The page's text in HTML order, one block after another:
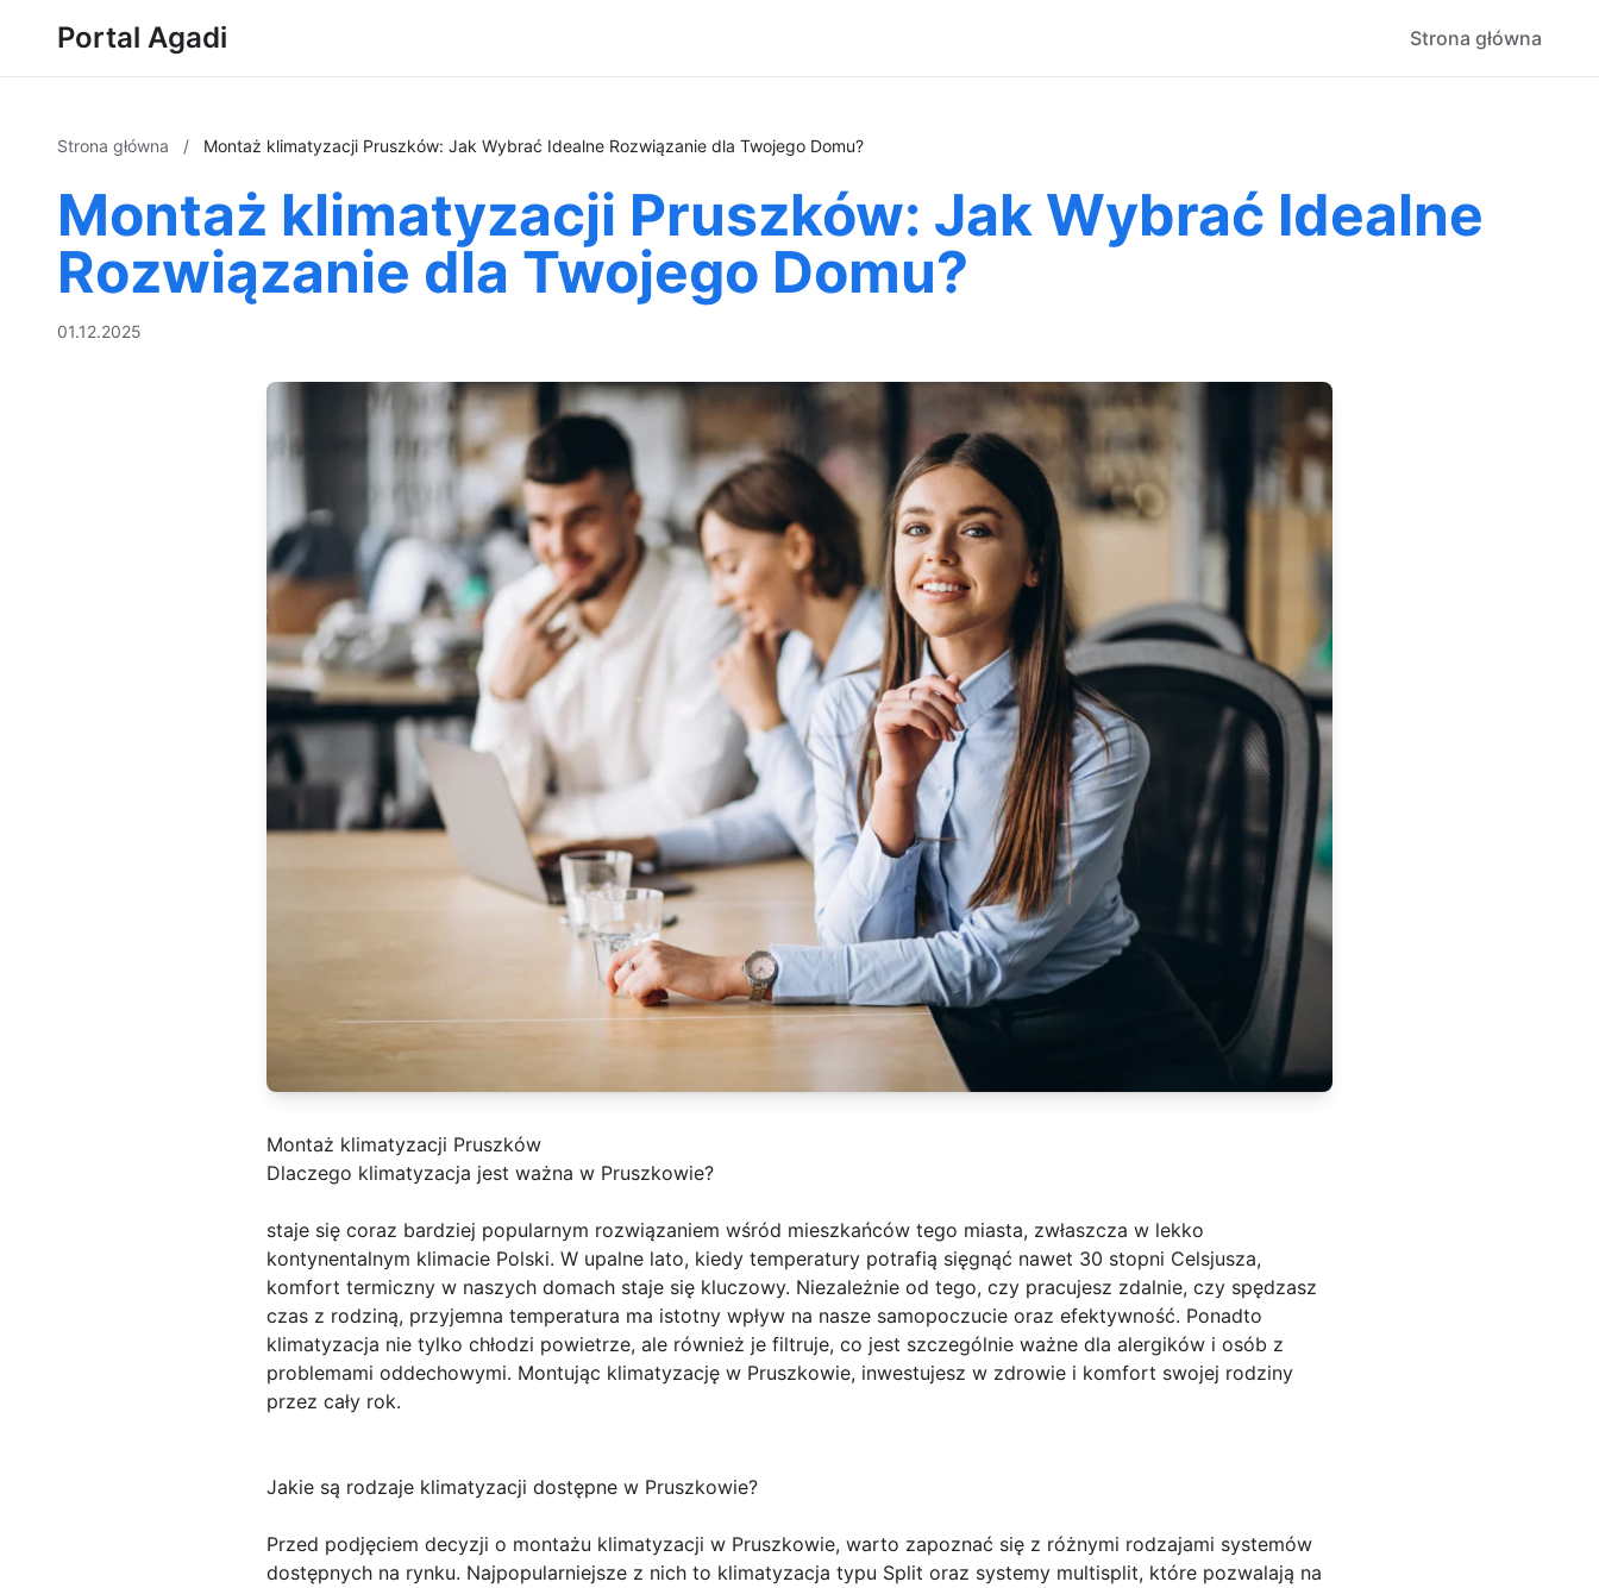
Portal Agadi Strona główna
Strona główna / Montaż klimatyzacji Pruszków: Jak Wybrać Idealne Rozwiązanie dla Twojego Domu?
Montaż klimatyzacji Pruszków: Jak Wybrać Idealne
Rozwiązanie dla Twojego Domu?
01.12.2025
Montaż klimatyzacji Pruszków
Dlaczego klimatyzacja jest ważna w Pruszkowie?
staje się coraz bardziej popularnym rozwiązaniem wśród mieszkańców tego miasta, zwłaszcza w lekko
kontynentalnym klimacie Polski. W upalne lato, kiedy temperatury potrafią sięgnąć nawet 30 stopni Celsjusza,
komfort termiczny w naszych domach staje się kluczowy. Niezależnie od tego, czy pracujesz zdalnie, czy spędzasz
czas z rodziną, przyjemna temperatura ma istotny wpływ na nasze samopoczucie oraz efektywność. Ponadto
klimatyzacja nie tylko chłodzi powietrze, ale również je filtruje, co jest szczególnie ważne dla alergików i osób z
problemami oddechowymi. Montując klimatyzację w Pruszkowie, inwestujesz w zdrowie i komfort swojej rodziny
przez cały rok.
Jakie są rodzaje klimatyzacji dostępne w Pruszkowie?
Przed podjęciem decyzji o montażu klimatyzacji w Pruszkowie, warto zapoznać się z różnymi rodzajami systemów
dostępnych na rynku. Najpopularniejsze z nich to klimatyzacja typu Split oraz systemy multisplit, które pozwalają na